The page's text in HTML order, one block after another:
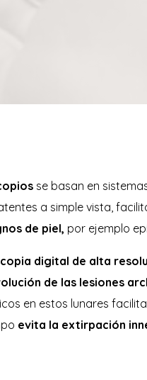
se basan en
a simple vista,
de piel, por ejemplo
digital de alta
de las lesiones
en estos lunares
evita la extirpación